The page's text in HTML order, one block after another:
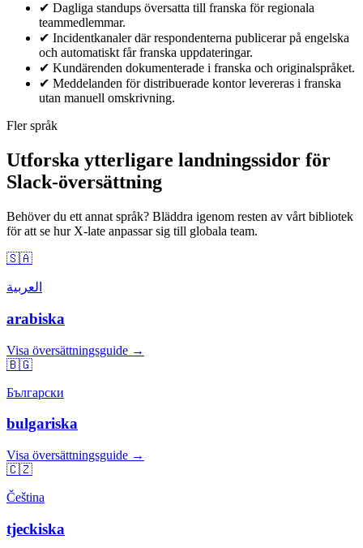
✔ Dagliga standups översatta till franska för regionala
teammedlemmar.
✔ Incidentkanaler där respondenterna publicerar på engelska
och automatiskt får franska uppdateringar.
✔ Kundärenden dokumenterade i franska och originalspråket.
✔ Meddelanden för distribuerade kontor levereras i franska
utan manuell omskrivning.
Fler språk
Utforska ytterligare landningssidor för
Slack-översättning
Behöver du ett annat språk? Bläddra igenom resten av vårt bibliotek
för att se hur X-late anpassar sig till globala team.
🇸🇦
العربية
arabiska
Visa översättningsguide →
🇧🇬
Български
bulgariska
Visa översättningsguide →
🇨🇿
Čeština
tjeckiska